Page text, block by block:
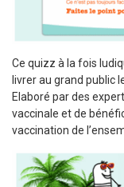
Ce quizz à la fois
livrer au grand public
Elaboré par des
vaccinale et de
vaccination de